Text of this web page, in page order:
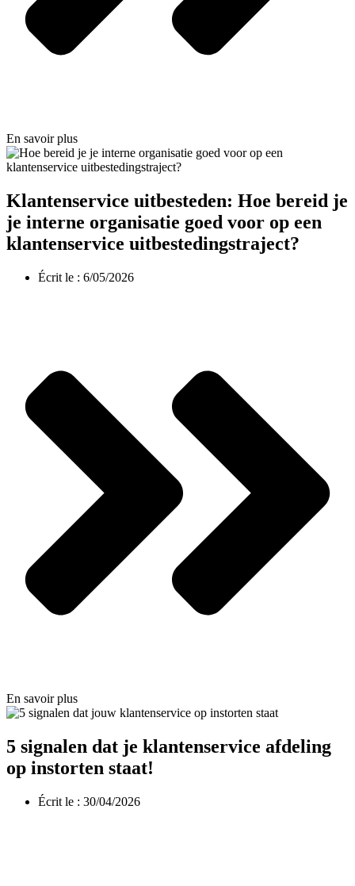
En savoir plus
Klantenservice uitbesteden: Hoe bereid je
je interne organisatie goed voor op een
klantenservice uitbestedingstraject?
Écrit le : 6/05/2026
En savoir plus
5 signalen dat je klantenservice afdeling
op instorten staat!
Écrit le : 30/04/2026